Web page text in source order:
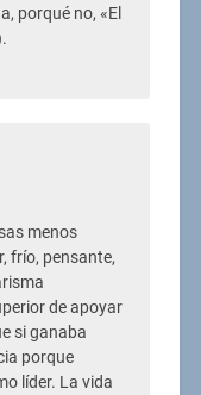
porqué no, «El
menos
frío, pensante,
de apoyar
si ganaba
porque
líder. La vida